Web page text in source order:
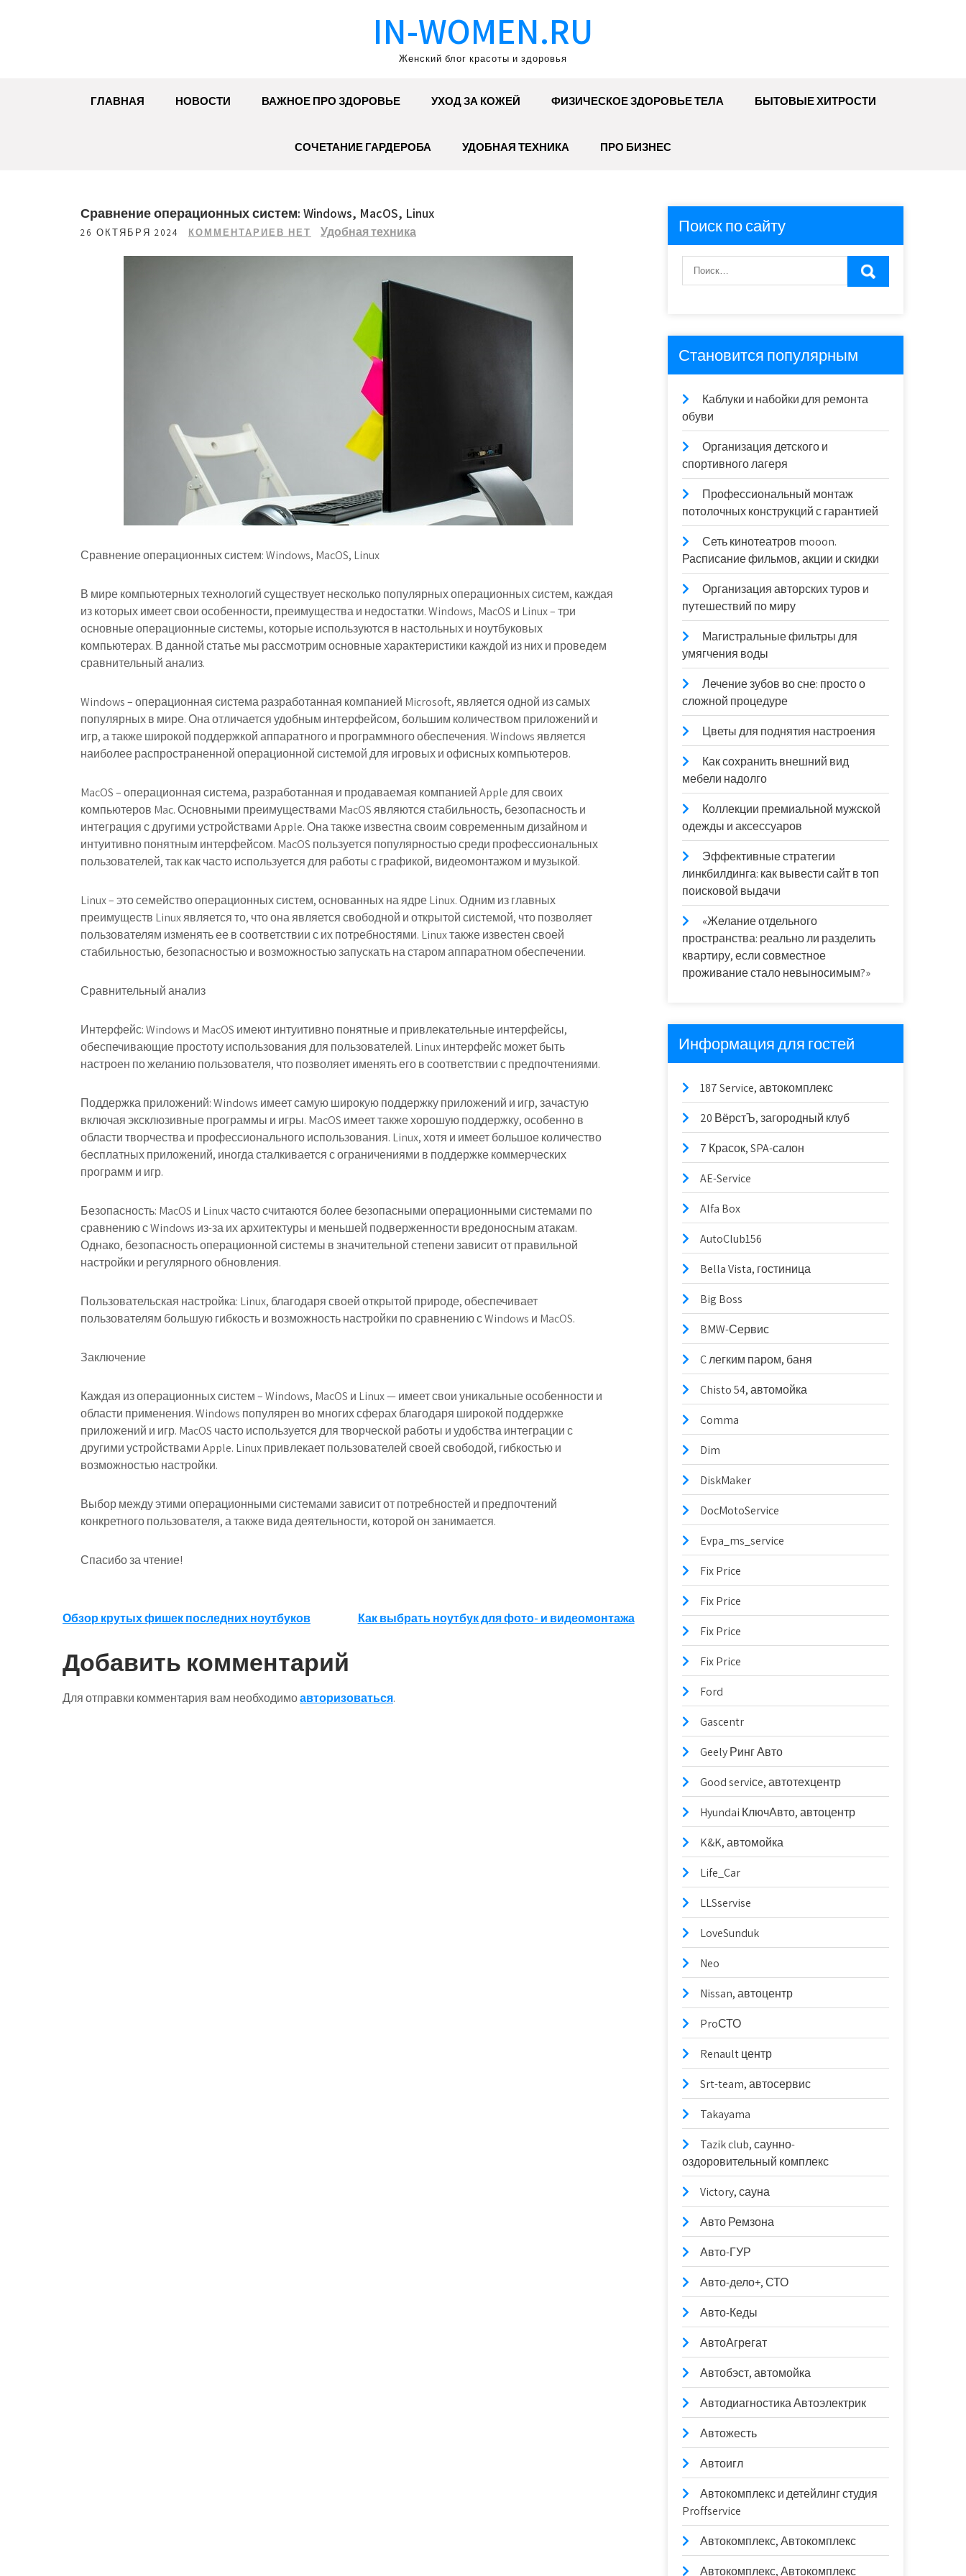
IN-WOMEN.RU
Женский блог красоты и здоровья
ГЛАВНАЯ НОВОСТИ ВАЖНОЕ ПРО ЗДОРОВЬЕ УХОД ЗА КОЖЕЙ ФИЗИЧЕСКОЕ ЗДОРОВЬЕ ТЕЛА БЫТОВЫЕ ХИТРОСТИ
СОЧЕТАНИЕ ГАРДЕРОБА УДОБНАЯ ТЕХНИКА ПРО БИЗНЕС
Сравнение операционных систем: Windows, MacOS, Linux
26 ОКТЯБРЯ 2024 КОММЕНТАРИЕВ НЕТ Удобная техника
Сравнение операционных систем: Windows, MacOS, Linux
В мире компьютерных технологий существует несколько популярных операционных систем, каждая
из которых имеет свои особенности, преимущества и недостатки. Windows, MacOS и Linux – три
основные операционные системы, которые используются в настольных и ноутбуковых
компьютерах. В данной статье мы рассмотрим основные характеристики каждой из них и проведем
сравнительный анализ.
Windows – операционная система разработанная компанией Microsoft, является одной из самых
популярных в мире. Она отличается удобным интерфейсом, большим количеством приложений и
игр, а также широкой поддержкой аппаратного и программного обеспечения. Windows является
наиболее распространенной операционной системой для игровых и офисных компьютеров.
MacOS – операционная система, разработанная и продаваемая компанией Apple для своих
компьютеров Mac. Основными преимуществами MacOS являются стабильность, безопасность и
интеграция с другими устройствами Apple. Она также известна своим современным дизайном и
интуитивно понятным интерфейсом. MacOS пользуется популярностью среди профессиональных
пользователей, так как часто используется для работы с графикой, видеомонтажом и музыкой.
Linux – это семейство операционных систем, основанных на ядре Linux. Одним из главных
преимуществ Linux является то, что она является свободной и открытой системой, что позволяет
пользователям изменять ее в соответствии с их потребностями. Linux также известен своей
стабильностью, безопасностью и возможностью запускать на старом аппаратном обеспечении.
Сравнительный анализ
Интерфейс: Windows и MacOS имеют интуитивно понятные и привлекательные интерфейсы,
обеспечивающие простоту использования для пользователей. Linux интерфейс может быть
настроен по желанию пользователя, что позволяет именять его в соответствии с предпочтениями.
Поддержка приложений: Windows имеет самую широкую поддержку приложений и игр, зачастую
включая эксклюзивные программы и игры. MacOS имеет также хорошую поддержку, особенно в
области творчества и профессионального использования. Linux, хотя и имеет большое количество
бесплатных приложений, иногда сталкивается с ограничениями в поддержке коммерческих
программ и игр.
Безопасность: MacOS и Linux часто считаются более безопасными операционными системами по
сравнению с Windows из-за их архитектуры и меньшей подверженности вредоносным атакам.
Однако, безопасность операционной системы в значительной степени зависит от правильной
настройки и регулярного обновления.
Пользовательская настройка: Linux, благодаря своей открытой природе, обеспечивает
пользователям большую гибкость и возможность настройки по сравнению с Windows и MacOS.
Заключение
Каждая из операционных систем – Windows, MacOS и Linux — имеет свои уникальные особенности и
области применения. Windows популярен во многих сферах благодаря широкой поддержке
приложений и игр. MacOS часто используется для творческой работы и удобства интеграции с
другими устройствами Apple. Linux привлекает пользователей своей свободой, гибкостью и
возможностью настройки.
Выбор между этими операционными системами зависит от потребностей и предпочтений
конкретного пользователя, а также вида деятельности, которой он занимается.
Спасибо за чтение!
Навигация
по
записям
Обзор крутых фишек последних ноутбуков Как выбрать ноутбук для фото- и видеомонтажа
Добавить комментарий
Для отправки комментария вам необходимоавторизоваться.
Поиск по сайту
Становится популярным
Каблуки и набойки для ремонта
обуви
Организация детского и
спортивного лагеря
Профессиональный монтаж
потолочных конструкций с гарантией
Сеть кинотеатров mooon.
Расписание фильмов, акции и скидки
Организация авторских туров и
путешествий по миру
Магистральные фильтры для
умягчения воды
Лечение зубов во сне: просто о
сложной процедуре
Цветы для поднятия настроения
Как сохранить внешний вид
мебели надолго
Коллекции премиальной мужской
одежды и аксессуаров
Эффективные стратегии
линкбилдинга: как вывести сайт в топ
поисковой выдачи
«Желание отдельного
пространства: реально ли разделить
квартиру, если совместное
проживание стало невыносимым?»
Информация для гостей
187 Service, автокомплекс
20 ВёрстЪ, загородный клуб
7 Красок, SPA-салон
AE-Service
Alfa Box
AutoClub156
Bella Vista, гостиница
Big Boss
BMW-Сервис
C легким паром, баня
Chisto 54, автомойка
Comma
Dim
DiskMaker
DocMotoService
Evpa_ms_service
Fix Price
Fix Price
Fix Price
Fix Price
Ford
Gascentr
Geely Ринг Авто
Good serviсe, автотехцентр
Hyundai КлючАвто, автоцентр
K&K, автомойка
Life_Car
LLSservise
LoveSunduk
Neo
Nissan, автоцентр
ProСТО
Renault центр
Srt-team, автосервис
Takayama
Tazik club, саунно-
оздоровительный комплекс
Victory, сауна
Авто Ремзона
Авто-ГУР
Авто-дело+, СТО
Авто-Кеды
АвтоАгрегат
Автобэст, автомойка
Автодиагностика Автоэлектрик
Автожесть
Автоигл
Автокомплекс и детейлинг студия
Proffservice
Автокомплекс, Автокомплекс
Автокомплекс, Автокомплекс